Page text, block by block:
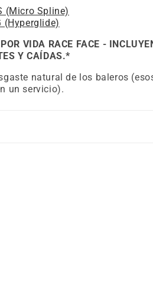
(Micro Spline)
(Hyperglide)
VIDA RACE FACE -
Y CAÍDAS.*
natural de los baleros
un servicio).